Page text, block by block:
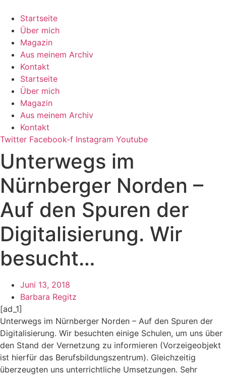
Inhalt
springen
Startseite
Über mich
Magazin
Aus meinem Archiv
Kontakt
Startseite
Über mich
Magazin
Aus meinem Archiv
Kontakt
Twitter Facebook-f Instagram Youtube
Unterwegs im
Nürnberger Norden –
Auf den Spuren der
Digitalisierung. Wir
besucht…
Juni 13, 2018
Barbara Regitz
[ad_1]
Unterwegs im Nürnberger Norden – Auf den Spuren der
Digitalisierung. Wir besuchten einige Schulen, um uns über
den Stand der Vernetzung zu informieren (Vorzeigeobjekt
ist hierfür das Berufsbildungszentrum). Gleichzeitig
überzeugten uns unterrichtliche Umsetzungen. Sehr